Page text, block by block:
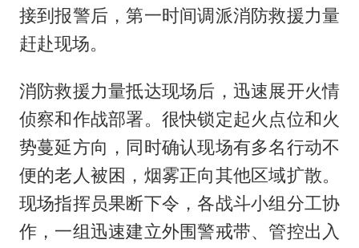
接到报警后，第一时间调派消防救援力量
赶赴现场。
消防救援力量抵达现场后，迅速展开火情
侦察和作战部署。很快锁定起火点位和火
势蔓延方向，同时确认现场有多名行动不
便的老人被困，烟雾正向其他区域扩散。
现场指挥员果断下令，各战斗小组分工协
作，一组迅速建立外围警戒带、管控出入